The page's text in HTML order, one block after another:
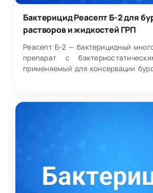
Бактерицид Реасепт Б-2 для
растворов и жидкостей ГРП
Реасепт Б-2 — бактерицидный
препарат с
применяемый для консервации